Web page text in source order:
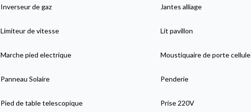
Inverseur de gaz Jantes alliage
Limiteur de vitesse Lit pavillon
Marche pied electrique Moustiquaire de porte cellule
Panneau Solaire Penderie
Pied de table telescopique Prise 220V